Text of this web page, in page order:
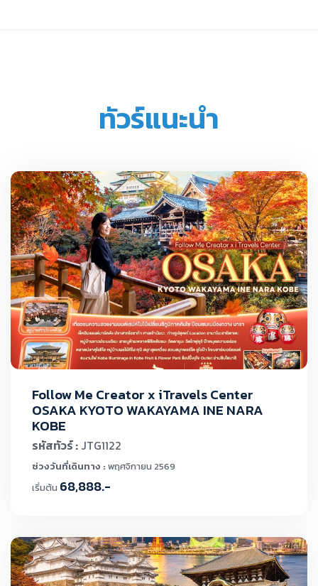
ทัวร์แนะนำ
Follow Me Creator x iTravels Center
OSAKA KYOTO WAKAYAMA INE NARA
KOBE
รหัสทัวร์ : JTG1122
ช่วงวันที่เดินทาง : พฤศจิกายน 2569
เริ่มต้น 68,888.-